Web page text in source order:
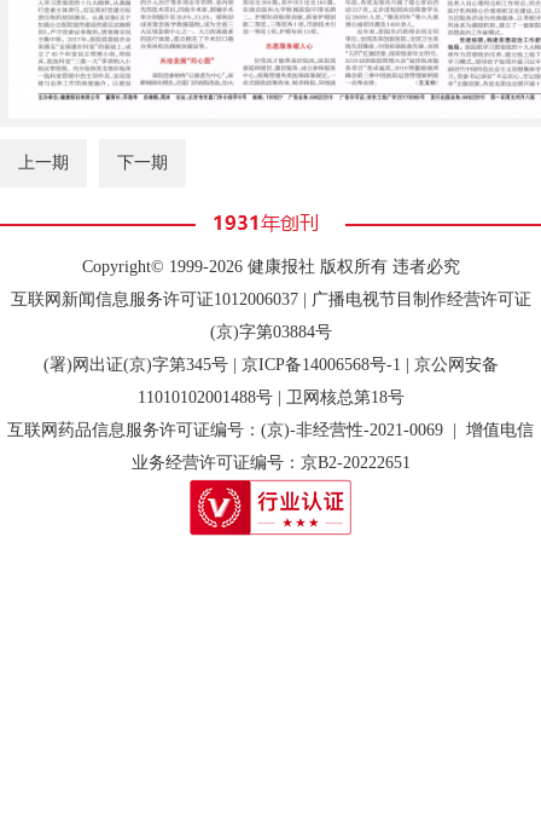
上一期 下一期
Copyright© 1999-2026 健康报社 版权所有 违者必究
互联网新闻信息服务许可证1012006037 | 广播电视节目制作经营许可证
(京)字第03884号
(署)网出证(京)字第345号 | 京ICP备14006568号-1 | 京公网安备
11010102001488号 | 卫网核总第18号
互联网药品信息服务许可证编号：(京)-非经营性-2021-0069 | 增值电信
业务经营许可证编号：京B2-20222651